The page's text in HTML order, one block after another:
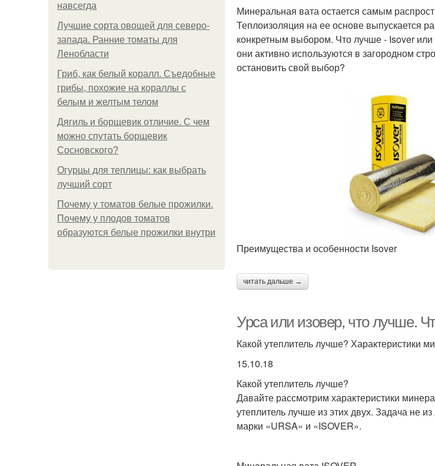
навсегда
Лучшие сорта овощей для северо-
запада. Ранние томаты для
Ленобласти
Гриб, как белый коралл. Съедобные
грибы, похожие на кораллы с
белым и желтым телом
Дягиль и борщевик отличие. С чем
можно спутать борщевик
Сосновского?
Огурцы для теплицы: как выбрать
лучший сорт
Почему у томатов белые прожилки.
Почему у плодов томатов
образуются белые прожилки внутри
Минеральная вата остается самым
Теплоизоляция на ее основе выпускается
конкретным выбором. Что лучше - Isover
они активно используются в загородном
остановить свой выбор?
Преимущества и особенности Isover
читать дальше →
Урса или изовер, что лучше.
Какой утеплитель лучше? Характеристики
15.10.18
Какой утеплитель лучше?
Давайте рассмотрим характеристики
утеплитель лучше из этих двух. Задача не
марки «URSA» и «ISOVER».